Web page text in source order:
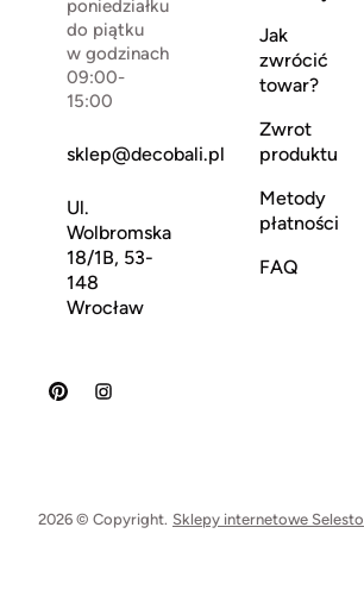
poniedziałku
do piątku
w godzinach
09:00-
15:00
sklep@decobali.pl
Ul.
Wolbromska
18/1B, 53-
148
Wrocław
Jak
zwrócić
towar?
Zwrot
produktu
Metody
płatności
FAQ
2026 © Copyright. Sklepy internetowe Selesto